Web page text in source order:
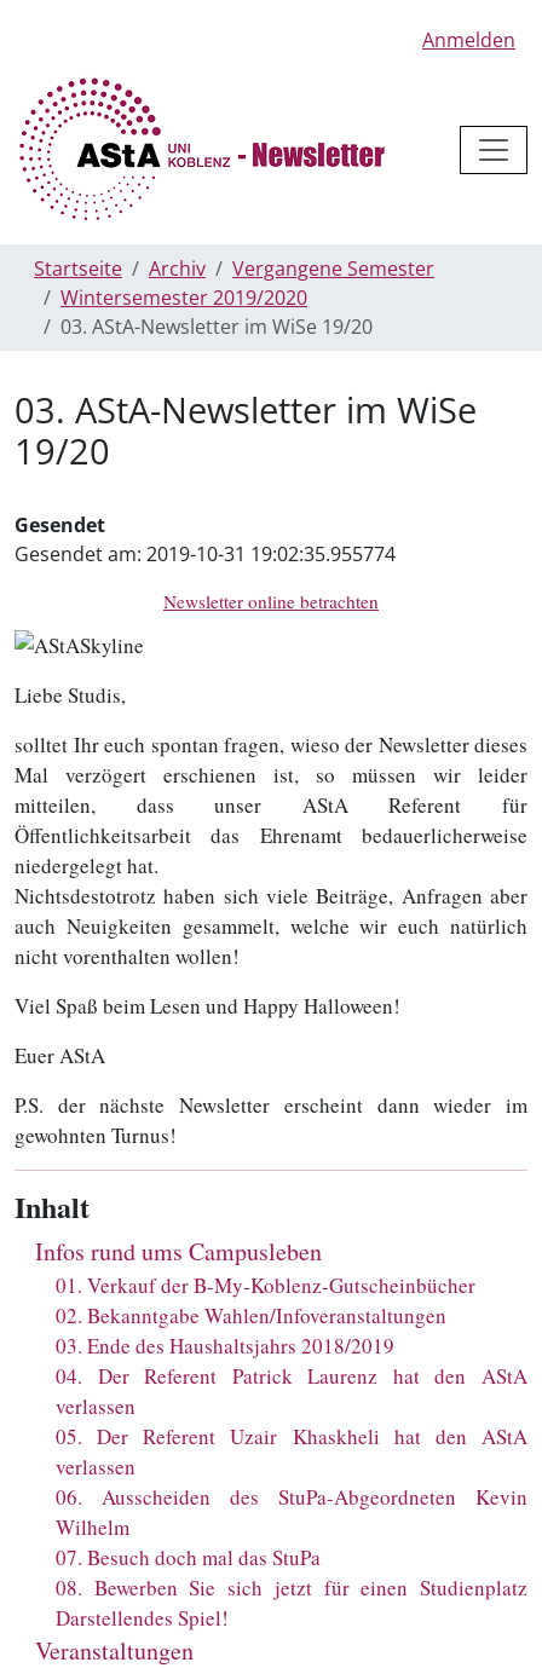
Anmelden
Startseite Archiv
Vergangene Semester
Wintersemester 2019/2020
03. AStA-Newsletter im WiSe 19/20
03. AStA-Newsletter im WiSe
19/20
Gesendet
Gesendet am: 2019-10-31 19:02:35.955774
Newsletter online betrachten
Liebe Studis,
solltet Ihr euch spontan fragen, wieso der Newsletter dieses
Mal verzögert erschienen ist, so müssen wir leider
mitteilen, dass unser AStA Referent für
Öffentlichkeitsarbeit das Ehrenamt bedauerlicherweise
niedergelegt hat.
Nichtsdestotrotz haben sich viele Beiträge, Anfragen aber
auch Neuigkeiten gesammelt, welche wir euch natürlich
nicht vorenthalten wollen!
Viel Spaß beim Lesen und Happy Halloween!
Euer AStA
P.S. der nächste Newsletter erscheint dann wieder im
gewohnten Turnus!
Inhalt
Infos rund ums Campusleben
01. Verkauf der B-My-Koblenz-Gutscheinbücher
02. Bekanntgabe Wahlen/Infoveranstaltungen
03. Ende des Haushaltsjahrs 2018/2019
04. Der Referent Patrick Laurenz hat den AStA
verlassen
05.Der Referent Uzair Khaskheli hat den AStA
verlassen
06. Ausscheiden des StuPa-Abgeordneten Kevin
Wilhelm
07. Besuch doch mal das StuPa
08. Bewerben Sie sich jetzt für einen Studienplatz
Darstellendes Spiel!
Veranstaltungen